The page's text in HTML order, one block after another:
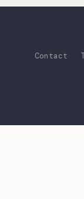
Contact